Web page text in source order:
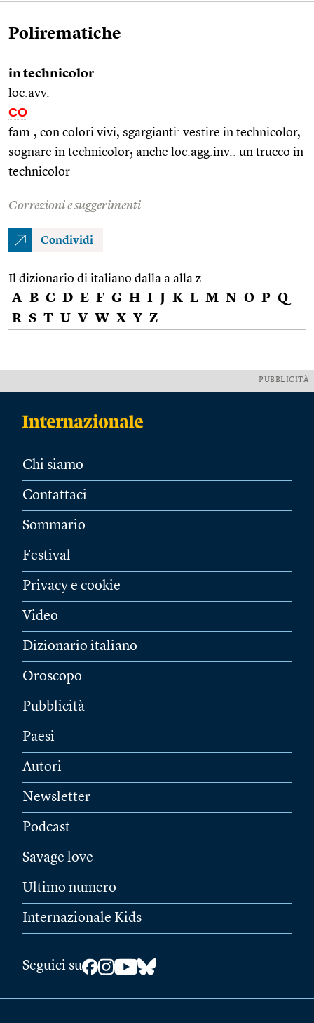
Polirematiche
in technicolor
loc.avv.
CO
fam., con colori vivi, sgargianti: vestire in technicolor,
sognare in technicolor; anche loc.agg.inv.: un trucco in
technicolor
Correzioni e suggerimenti
Condividi
Il dizionario di italiano dalla a alla z
A B C D E F G H I J K L M N O P Q
R S T U V W X Y Z
PUBBLICITÀ
Chi siamo
Contattaci
Sommario
Festival
Privacy e cookie
Video
Dizionario italiano
Oroscopo
Pubblicità
Paesi
Autori
Newsletter
Podcast
Savage love
Ultimo numero
Internazionale Kids
Seguici su